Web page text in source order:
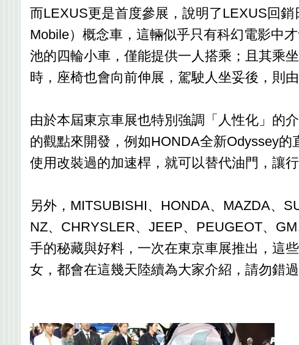
而LEXUS更是首度參展，說明了LEXUS回
Mobile）概念車，這輛似乎只有科幻電影中
池的四輪小車，僅能提供一人搭乘；且其乘
時，座椅也會向前伸展，駕駛人坐妥後，則
由於本屆東京車展也特別強調「人性化」的
的觀點來開發，例如HONDA全新Odyssey
使用改裝過的加速桿，就可以替代油門，讓
另外，MITSUBISHI、HONDA、MAZDA、
NZ、CHRYSLER、JEEP、PEUGEOT、
手的秘藏與好料，一次在東京車展推出，這
女，都會在這幾天陸續為大家介紹，請勿錯過